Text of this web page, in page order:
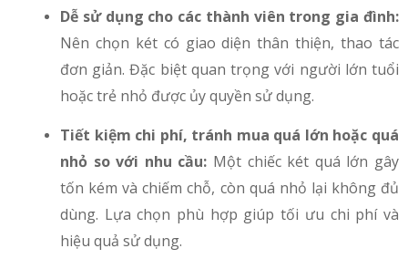
Dễ sử dụng cho các thành viên trong gia đình:
Nên chọn két có giao diện thân thiện, thao tác
đơn giản. Đặc biệt quan trọng với người lớn tuổi
hoặc trẻ nhỏ được ủy quyền sử dụng.
Tiết kiệm chi phí, tránh mua quá lớn hoặc quá
nhỏ so với nhu cầu: Một chiếc két quá lớn gây
tốn kém và chiếm chỗ, còn quá nhỏ lại không đủ
dùng. Lựa chọn phù hợp giúp tối ưu chi phí và
hiệu quả sử dụng.